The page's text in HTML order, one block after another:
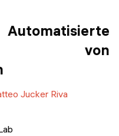
von
Jucker Riva